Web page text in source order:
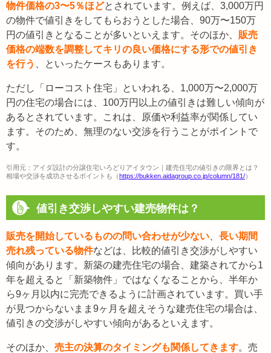
物件価格の3〜5％ほどとされています。例えば、3,000万円
の物件で値引きをしてもらおうとした場合、90万〜150万
円の値引きとなることが多いといえます。そのほか、 販売
価格の端数を調整してキリの良い価格にする形での値引き
を行う
、といったケースもあります。
ただし「ローコスト住宅」といわれる、1,000万〜2,000万
円の住宅の場合には、100万円以上の値引きは難しい傾向が
あるとされています。これは、原価や利益率が関係してい
ます。そのため、無理のない交渉を行うことがポイントで
す。
引用元：アイダ設計の分譲住宅いろどりアイタウン｜建売住宅の値引きの限界とは？
相場や交渉を成功させるポイントも（https://bukken.aidagroup.co.jp/column/181/）
値引き交渉しやすい建売物件は？
販売を開始しているものの問い合わせが少ない
長い期間
売れ残っている物件などは、比較的値引き交渉がしやすい
傾向があります。新築の建売住宅の場合、建築されてから1
年を超えると「新築物件」ではなくなることから、半年か
ら9ヶ月以内に完売できるように計画されています。買い手
が見つからないまま9ヶ月を超えそうな建売住宅の場合は、
値引きの交渉がしやすい傾向があるといえます。
そのほか、 売主の決算のタイミングも関係してきます。売